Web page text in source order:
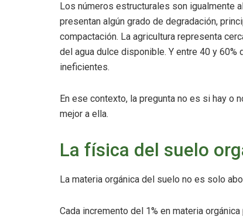
Los números estructurales son igualmente
presentan algún grado de degradación,
compactación. La agricultura representa
del agua dulce disponible. Y entre 40 y
ineficientes.
En ese contexto, la pregunta no es si hay o
mejor a ella.
La física del suelo
La materia orgánica del suelo no es solo
Cada incremento del 1% en materia